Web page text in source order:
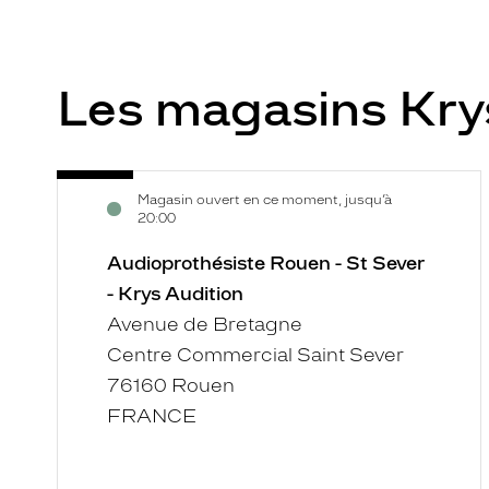
Les magasins
Audioprothésiste
Rouen
Sever
Audition
Magasin ouvert en ce moment, jusqu’à
20:00
Voir
Audioprothésiste Rouen - St Sever
- Krys Audition
Avenue de Bretagne
Centre Commercial Saint Sever
76160 Rouen
FRANCE